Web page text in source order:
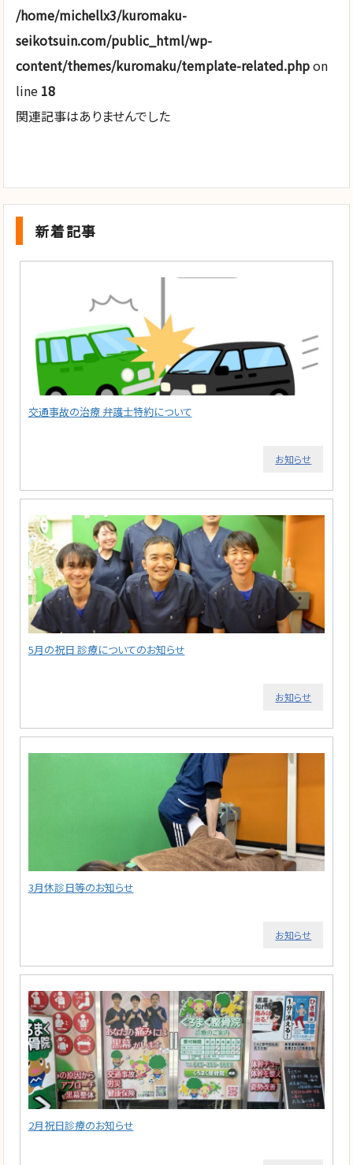
/home/michellx3/kuromaku-
seikotsuin.com/public_html/wp-
content/themes/kuromaku/template-related.phpon
line 18
関連記事はありませんでした
新着記事
交通事故の治療 弁護士特約について
お知らせ
5月の祝日 診療についてのお知らせ
お知らせ
3月休診日等のお知らせ
お知らせ
2月祝日診療のお知らせ